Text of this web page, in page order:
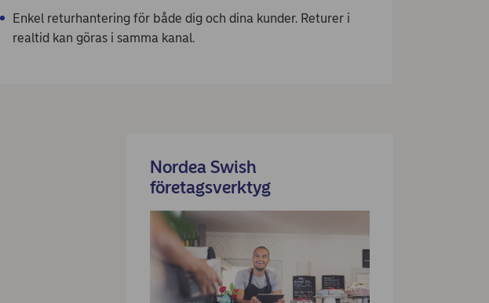
Enkel returhantering för både dig och dina kunder. Returer i
realtid kan göras i samma kanal.
Nordea Swish
företagsverktyg